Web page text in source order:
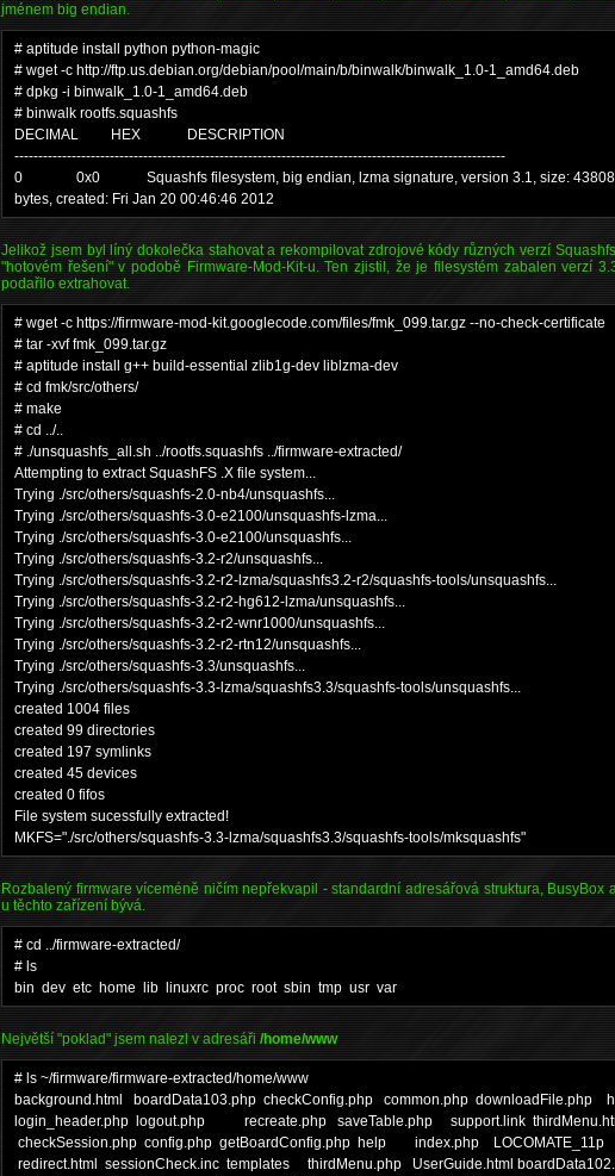
jménem big endian.
# aptitude install python python-magic
# wget -c http://ftp.us.debian.org/debian/pool/main/b/binwalk/binwalk_1.0-1_amd64.deb
# dpkg -i binwalk_1.0-1_amd64.deb
# binwalk rootfs.squashfs
DECIMAL HEX DESCRIPTION
-------------------------------------------------------------------------------------------------------
0 0x0 Squashfs filesystem, big endian, lzma signature, version 3.1, size: 4380852
bytes, created: Fri Jan 20 00:46:46 2012
Jelikož jsem byl líný dokolečka stahovat a rekompilovat zdrojové kódy různých verzí
"hotovém řešení" v podobě Firmware-Mod-Kit-u. Ten zjistil, že je filesystém zabalen verzí
podařilo extrahovat.
# wget -c https://firmware-mod-kit.googlecode.com/files/fmk_099.tar.gz --no-check-certificate
# tar -xvf fmk_099.tar.gz
# aptitude install g++ build-essential zlib1g-dev liblzma-dev
# cd fmk/src/others/
# make
# cd ../..
# ./unsquashfs_all.sh ../rootfs.squashfs ../firmware-extracted/
Attempting to extract SquashFS .X file system...
Trying ./src/others/squashfs-2.0-nb4/unsquashfs...
Trying ./src/others/squashfs-3.0-e2100/unsquashfs-lzma...
Trying ./src/others/squashfs-3.0-e2100/unsquashfs...
Trying ./src/others/squashfs-3.2-r2/unsquashfs...
Trying ./src/others/squashfs-3.2-r2-lzma/squashfs3.2-r2/squashfs-tools/unsquashfs...
Trying ./src/others/squashfs-3.2-r2-hg612-lzma/unsquashfs...
Trying ./src/others/squashfs-3.2-r2-wnr1000/unsquashfs...
Trying ./src/others/squashfs-3.2-r2-rtn12/unsquashfs...
Trying ./src/others/squashfs-3.3/unsquashfs...
Trying ./src/others/squashfs-3.3-lzma/squashfs3.3/squashfs-tools/unsquashfs...
created 1004 files
created 99 directories
created 197 symlinks
created 45 devices
created 0 fifos
File system sucessfully extracted!
MKFS="./src/others/squashfs-3.3-lzma/squashfs3.3/squashfs-tools/mksquashfs"
Rozbalený firmware víceméně ničím nepřekvapil - standardní adresářová struktura, BusyBox
u těchto zařízení bývá.
# cd ../firmware-extracted/
# ls
bin dev etc home lib linuxrc proc root sbin tmp usr var
Největší "poklad" jsem nalezl v adresáři/home/www
# ls ~/firmware/firmware-extracted/home/www
background.html boardData103.php checkConfig.php common.php
login_header.php logout.php recreate.php saveTable.php support.link
checkSession.php config.php getBoardConfig.php help index.php
redirect.html sessionCheck.inc templates thirdMenu.php UserGuide.html